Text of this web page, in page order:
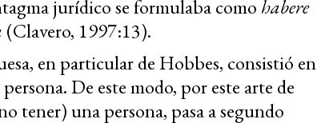
jurídico se formulaba como habere
(Clavero, 1997:13).
en particular de Hobbes, consistió en
De este modo, por este arte de
tener) una persona, pasa a segundo